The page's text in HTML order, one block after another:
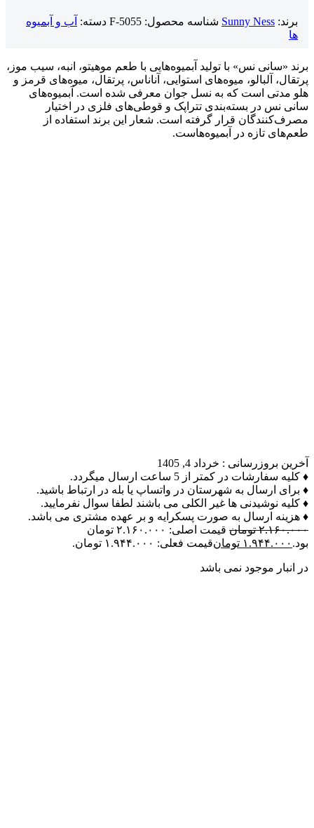
برند: Sunny Ness شناسه محصول: F-5055 دسته: آب و آبمیوه
ها
برند «سانی نس» با تولید آبمیوه‌هایی با طعم موهیتو، انبه، سیب موز،
پرتقال، آلبالو، میوه‌های استوایی، آناناس، پرتقال، میوه‌های قرمز و
هلو مدتی است که به نسل جوان معرفی شده است. آبمیوه‌های
سانی نس در بسته‌بندی تتراپک و قوطی‌های فلزی در اختیار
مصرف‌کنندگان قرار گرفته است. شعار این برند استفاده از
طعم‌های تازه در آبمیوه‌هاست.
آخرین بروزرسانی : خرداد 4, 1405
♦ کلیه سفارشات در کمتر از 5 ساعت ارسال میگردد.
♦ برای ارسال به شهرستان در واتساپ یا بله در ارتباط باشید.
♦ کلیه نوشیدنی ها غیر الکلی می باشند لطفا سوال نفرمایید.
♦ هزینه ارسال به صورت پسکرایه و بر عهده مشتری می باشد.
۲.۱۶۰.۰۰۰ تومان
قیمت اصلی: ۲.۱۶۰.۰۰۰ تومان
بود. ۱.۹۴۴.۰۰۰ تومانقیمت فعلی: ۱.۹۴۴.۰۰۰ تومان.
در انبار موجود نمی باشد